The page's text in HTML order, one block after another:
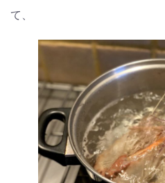
て、